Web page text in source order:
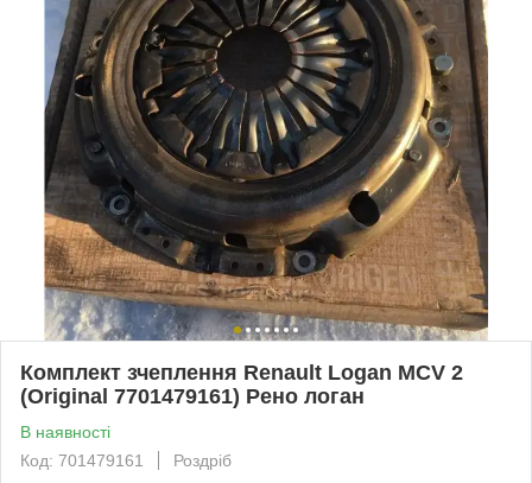
Комплект зчеплення Renault Logan MCV 2
(Original 7701479161) Рено логан
В наявності
Код: 701479161
Роздріб